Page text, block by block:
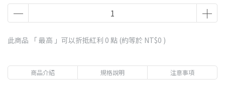
此商品 「 最高 」可以折抵紅利 0 點 (約等於 NT$0 )
商品介紹 規格說明 注意事項